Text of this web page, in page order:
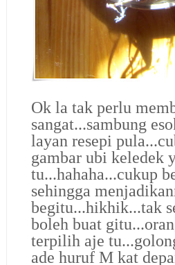
Ok la tak perlu
sangat...sambung
layan resepi
gambar ubi keledek
tu...hahaha...cukup
sehingga
begitu...hikhik...tak
boleh buat
terpilih aje
ade huruf M kat